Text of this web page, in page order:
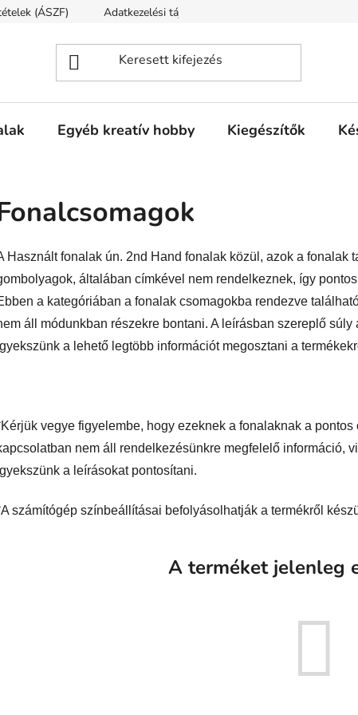
(ÁSZF) Adatkezelési tájékoztató
Egyéb kreatív hobby Kiegészítők
Használt fonalak ún. 2nd Hand fonalak közül, azok a fonalak
általában címkével nem rendelkeznek, így
a kategóriában a fonalak csomagokba rendezve
áll módunkban részekre bontani. A leírásban szereplő
Igyekszünk a lehető legtöbb információt megosztani a
vegye figyelembe, hogy ezeknek a fonalaknak a
nem áll rendelkezésünkre megfelelő információ,
a leírásokat pontosítani.
számítógép színbeállításai befolyásolhatják a termékről
A terméket jelenleg